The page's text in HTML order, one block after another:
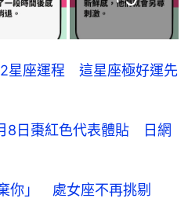
星座運程 這星座極好運先
日棗紅色代表體貼 日網
你」 處女座不再挑剔